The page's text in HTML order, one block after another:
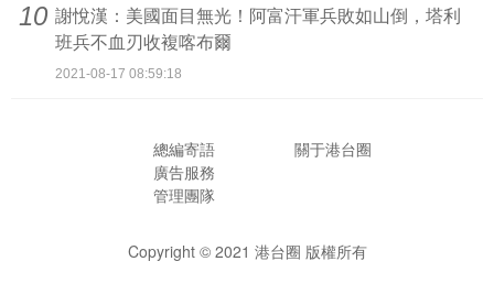
謝悅漢：美國面目無光！阿富汗軍兵敗如山倒，塔利
班兵不血刃收複喀布爾
2021-08-17 08:59:18
10
關于港台圈
總編寄語
廣告服務
管理團隊
Copyright © 2021 港台圈 版權所有